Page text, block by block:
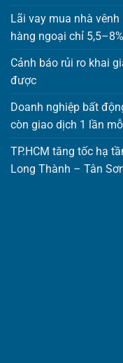
Lãi vay mua nhà
hàng ngoại chỉ 5,5–8%
Cảnh báo rủi ro khai
được
Doanh nghiệp bất
còn giao dịch 1 lần
TP.HCM tăng tốc hạ
Long Thành – Tân